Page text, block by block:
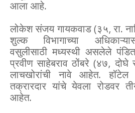
आला आहे.
लोकेश संजय गायकवाड (३५, रा.
शुल्क विभागाच्या
वसुलीसाठी मध्यस्थी असलेले
प्रवीण साहेबराव ठोंबरे (४७, दोघे
लाचखोरांची नावे आहेत. हॉटेल
तक्रारदार यांचे येवला रोडवर
आहेत.